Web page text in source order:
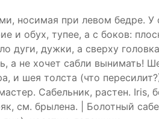
носимая при левом бедре. У
и обух, тупее, а с боков:
дуги, дужки, а сверху
а не хочет сабли вынимать!
и шея толста (что
Сабельник, растен. Iris,
см. брылена. | Болотный